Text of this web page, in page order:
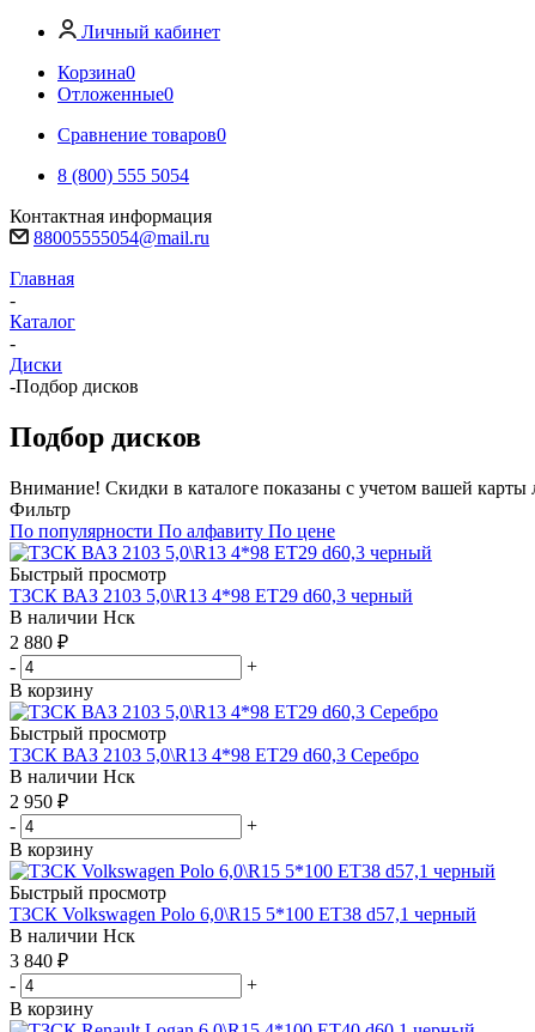
Личный кабинет
Корзина0
Отложенные0
Сравнение товаров0
8 (800) 555 5054
Контактная информация
88005555054@mail.ru
Главная
-
Каталог
-
Диски
-Подбор дисков
Подбор дисков
Внимание! Скидки в каталоге показаны с учетом вашей
Фильтр
По популярности По алфавиту По цене
Быстрый просмотр
ТЗСК ВАЗ 2103 5,0\R13 4*98 ET29 d60,3 черный
В наличии Нск
2 880 ₽
-
+
В корзину
Быстрый просмотр
ТЗСК ВАЗ 2103 5,0\R13 4*98 ET29 d60,3 Серебро
В наличии Нск
2 950 ₽
-
+
В корзину
Быстрый просмотр
ТЗСК Volkswagen Polo 6,0\R15 5*100 ET38 d57,1 черный
В наличии Нск
3 840 ₽
-
+
В корзину